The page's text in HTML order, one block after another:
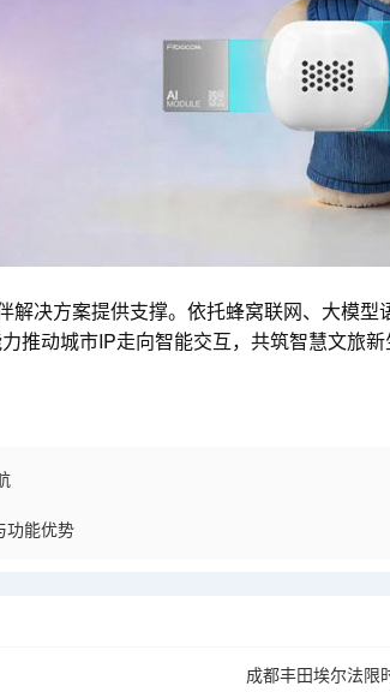
解决方案提供支撑。依托蜂窝联网、大模型
推动城市IP走向智能交互，共筑智慧文旅新
功能优势
成都丰田埃尔法限